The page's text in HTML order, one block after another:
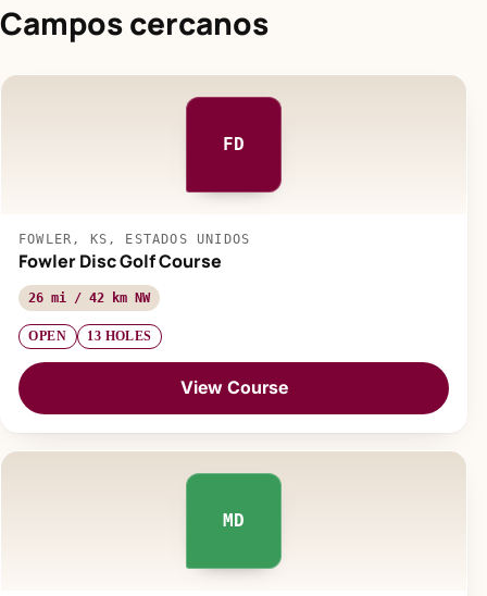
Campos cercanos
FD
FOWLER, KS, ESTADOS UNIDOS
Fowler Disc Golf Course
26 mi / 42 km NW
OPEN 13 HOLES
View Course
MD